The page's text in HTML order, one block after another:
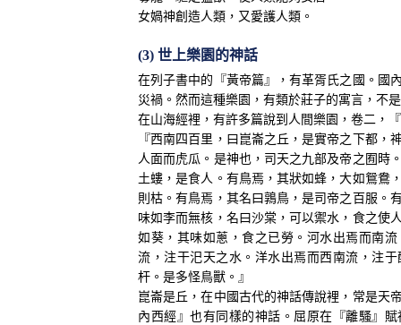
女媧神創造人類，又愛護人類。
(3) 世上樂園的神話
在列子書中的『黃帝篇』，有革胥氏之國。國
災禍。然而這種樂園，有類於莊子的寓言，不
在山海經裡，有許多篇說到人間樂園，卷二，
『西南四百里，曰崑崙之丘，是實帝之下都，
人面而虎瓜。是神也，司天之九部及帝之囿時
土螻，是食人。有鳥焉，其狀如蜂，大如鴛鴦
則枯。有鳥焉，其名曰鶉鳥，是司帝之百服。
味如李而無核，名曰沙棠，可以禦水，食之使
如葵，其味如蔥，食之已勞。河水出焉而南
流，注干汜天之水。洋水出焉而西南流，注
杆。是多怪鳥獸。』
崑崙是丘，在中國古代的神話傳說裡，常是天
內西經』也有同樣的神話。屈原在『離騷』